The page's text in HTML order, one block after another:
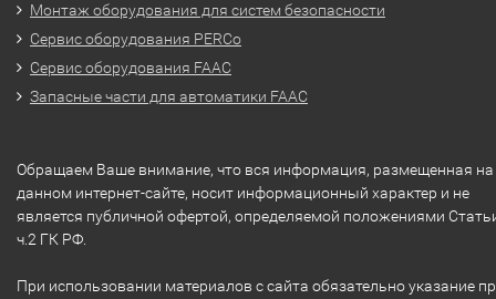
Монтаж оборудования для систем безопасности
Сервис оборудования PERCo
Сервис оборудования FAAC
Запасные части для автоматики FAAC
Обращаем Ваше внимание, что вся информация, размещенная на
данном интернет-сайте, носит информационный характер и не
является публичной офертой, определяемой положениями
ч.2 ГК РФ.
При использовании материалов с сайта обязательно указание